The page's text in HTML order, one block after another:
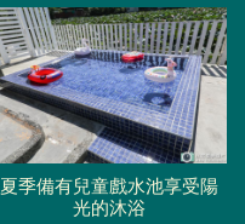
夏季備有兒童戲水池享受陽
光的沐浴